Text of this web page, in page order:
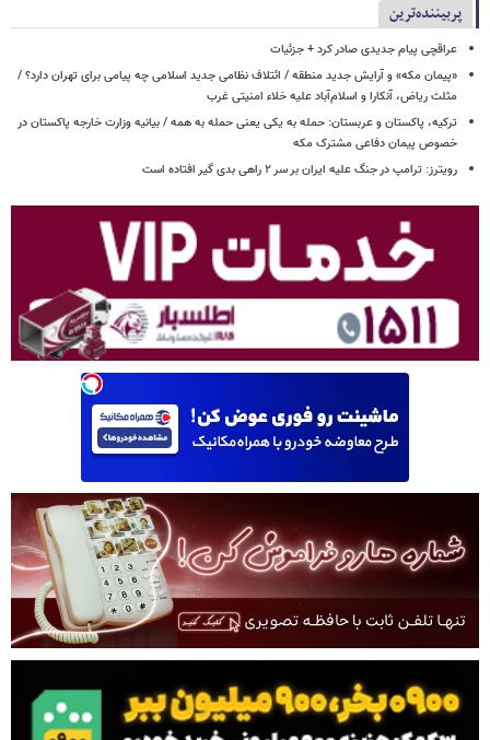
پربیننده‌ترین
عراقچی پیام جدیدی صادر کرد + جزئیات
«پیمان مکه» و آرایش جدید منطقه / ائتلاف نظامی جدید اسلامی چه پیامی برای تهران دارد؟ /
مثلث ریاض، آنکارا و اسلام‌آباد علیه خلاء امنیتی غرب
ترکیه، پاکستان و عربستان: حمله به یکی یعنی حمله به همه / بیانیه وزارت خارجه پاکستان در
خصوص پیمان دفاعی مشترک مکه
رویترز: ترامپ در جنگ علیه ایران بر سر ۲ راهی بدی گیر افتاده است